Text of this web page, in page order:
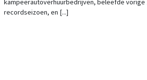
kampeerautoverhuurbedrijven, beleefde vorige
recordseizoen, en [...]